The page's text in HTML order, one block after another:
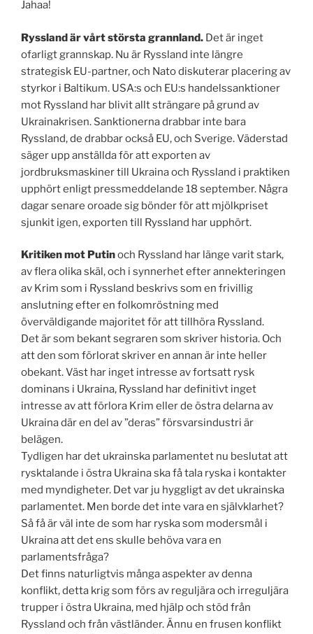
Jahaa!
Ryssland är vårt största grannland. Det är inget
ofarligt grannskap. Nu är Ryssland inte längre
strategisk EU-partner, och Nato diskuterar placering av
styrkor i Baltikum. USA:s och EU:s handelssanktioner
mot Ryssland har blivit allt strängare på grund av
Ukrainakrisen. Sanktionerna drabbar inte bara
Ryssland, de drabbar också EU, och Sverige. Väderstad
säger upp anställda för att exporten av
jordbruksmaskiner till Ukraina och Ryssland i praktiken
upphört enligt pressmeddelande 18 september. Några
dagar senare oroade sig bönder för att mjölkpriset
sjunkit igen, exporten till Ryssland har upphört.
Kritiken mot Putinoch Ryssland har länge varit stark,
av flera olika skäl, och i synnerhet efter annekteringen
av Krim som i Ryssland beskrivs som en frivillig
anslutning efter en folkomröstning med
överväldigande majoritet för att tillhöra Ryssland.
Det är som bekant segraren som skriver historia. Och
att den som förlorat skriver en annan är inte heller
obekant. Väst har inget intresse av fortsatt rysk
dominans i Ukraina, Ryssland har definitivt inget
intresse av att förlora Krim eller de östra delarna av
Ukraina där en del av ”deras” försvarsindustri är
belägen.
Tydligen har det ukrainska parlamentet nu beslutat att
rysktalande i östra Ukraina ska få tala ryska i kontakter
med myndigheter. Det var ju hyggligt av det ukrainska
parlamentet. Men borde det inte vara en självklarhet?
Så få är väl inte de som har ryska som modersmål i
Ukraina att det ens skulle behöva vara en
parlamentsfråga?
Det finns naturligtvis många aspekter av denna
konflikt, detta krig som förs av reguljära och irreguljära
trupper i östra Ukraina, med hjälp och stöd från
Ryssland och från västländer. Ännu en frusen konflikt